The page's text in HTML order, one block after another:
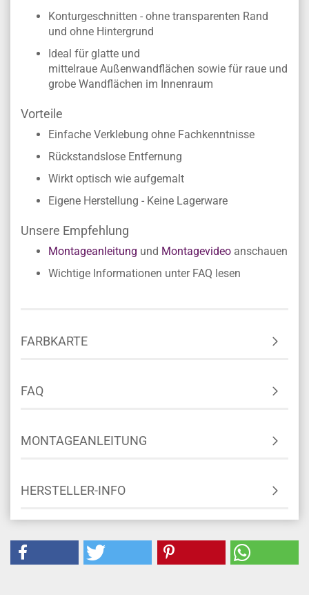
Konturgeschnitten - ohne transparenten Rand
und ohne Hintergrund
Ideal für glatte und
mittelraue Außenwandflächen sowie für raue und
grobe Wandflächen im Innenraum
Vorteile
Einfache Verklebung ohne Fachkenntnisse
Rückstandslose Entfernung
Wirkt optisch wie aufgemalt
Eigene Herstellung - Keine Lagerware
Unsere Empfehlung
Montageanleitung und Montagevideo anschauen
Wichtige Informationen unter FAQ lesen
FARBKARTE
FAQ
MONTAGEANLEITUNG
HERSTELLER-INFO